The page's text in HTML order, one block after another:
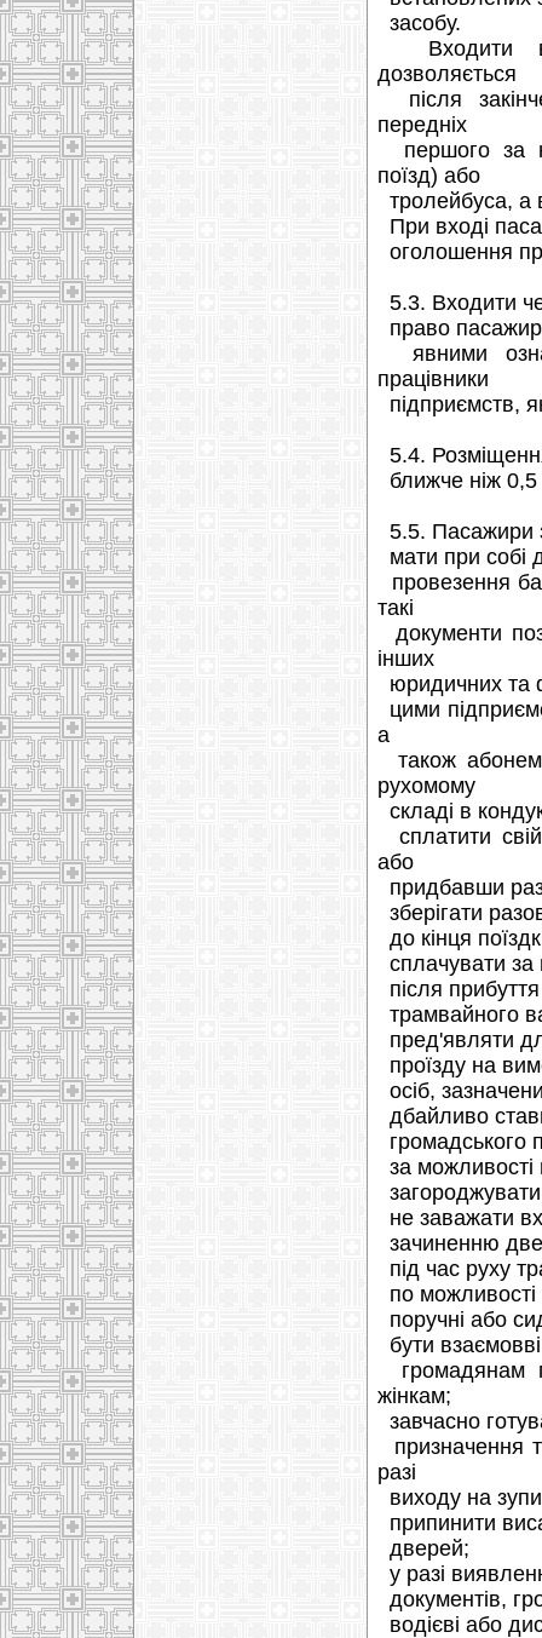
засобу.
Входити в
дозволяється
після
передніх
першого за
поїзд) або
тролейбуса, а
При вході
оголошення
5.3. Входити
право
явними
працівники
підприємств,
5.4.
ближче ніж
5.5. Пасажири
мати при собі
провезення
такі
документи
інших
юридичних та
цими
а
також
рухомому
складі в
сплатити
або
придбавши
зберігати
до кінця
сплачувати за
після
трамвайного
пред'являти
проїзду на
осіб,
дбайливо
громадського
за можливості
не заважати
зачиненню
під час руху
по можливості
поручні або
бути
громадянам
жінкам;
завчасно
призначення
разі
виходу на
припинити
дверей;
у разі
документів,
водієві або